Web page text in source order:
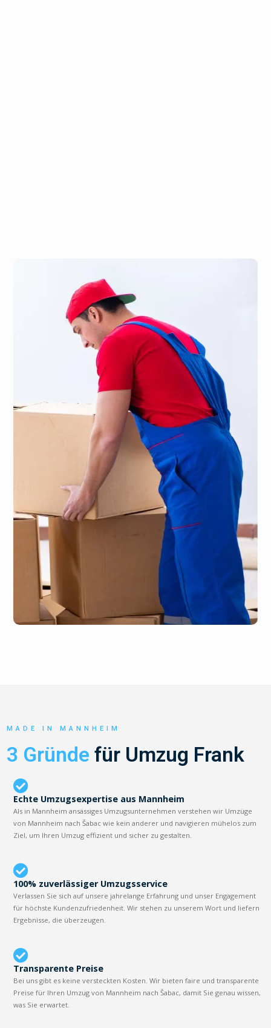
MADE IN MANNHEIM
3 Gründe für Umzug Frank
Echte Umzugsexpertise aus Mannheim
Als in Mannheim ansässiges Umzugsunternehmen verstehen wir Umzüge
von Mannheim nach Šabac wie kein anderer und navigieren mühelos zum
Ziel, um Ihren Umzug effizient und sicher zu gestalten.
100% zuverlässiger Umzugsservice
Verlassen Sie sich auf unsere jahrelange Erfahrung und unser Engagement
für höchste Kundenzufriedenheit. Wir stehen zu unserem Wort und liefern
Ergebnisse, die überzeugen.
Transparente Preise
Bei uns gibt es keine versteckten Kosten. Wir bieten faire und transparente
Preise für Ihren Umzug von Mannheim nach Šabac, damit Sie genau wissen,
was Sie erwartet.